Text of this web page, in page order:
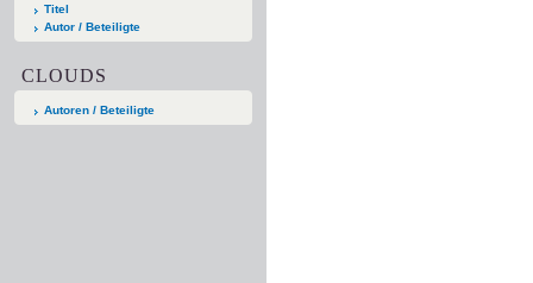
Titel
Autor / Beteiligte
CLOUDS
Autoren / Beteiligte